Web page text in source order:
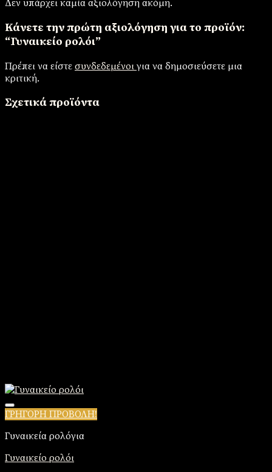
Δεν υπάρχει καμία αξιολόγηση ακόμη.
Κάνετε την πρώτη αξιολόγηση για το προϊόν:
“Γυναικείο ρολόι”
Πρέπει να είστε συνδεδεμένοιγια να δημοσιεύσετε μια
κριτική.
Σχετικά προϊόντα
ΓΡΗΓΟΡΗ ΠΡΟΒΟΛΗ!
Γυναικεία ρολόγια
Γυναικείο ρολόι